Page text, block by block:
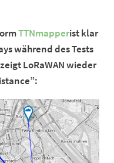
TTNmapperist klar
während des Tests
LoRaWAN wieder